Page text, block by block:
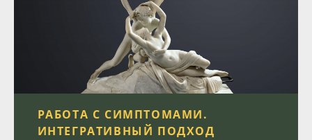
РАБОТА С СИМПТОМАМИ.
ИНТЕГРАТИВНЫЙ ПОДХОД